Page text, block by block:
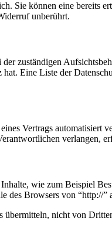
Sie können eine
unberührt.
zuständigen
Eine Liste der
Vertrags automatisiert
verlangen,
wie zum Beispiel
des Browsers von
nicht von